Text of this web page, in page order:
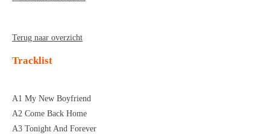
Terug naar overzicht
Tracklist
A1 My New Boyfriend
A2 Come Back Home
A3 Tonight And Forever